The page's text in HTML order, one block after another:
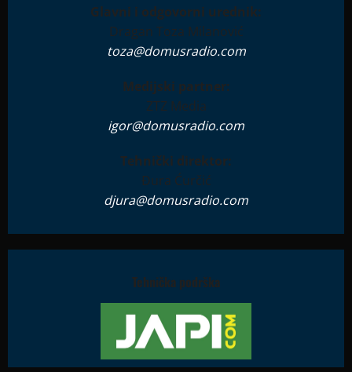
Glavni i odgovorni urednik:
Dragan Toza Milanović
toza@domusradio.com
Medijski partner:
ZTZ Media
igor@domusradio.com
Tehnički direktor:
Đura Ćurčić
djura@domusradio.com
Tehnička podrška